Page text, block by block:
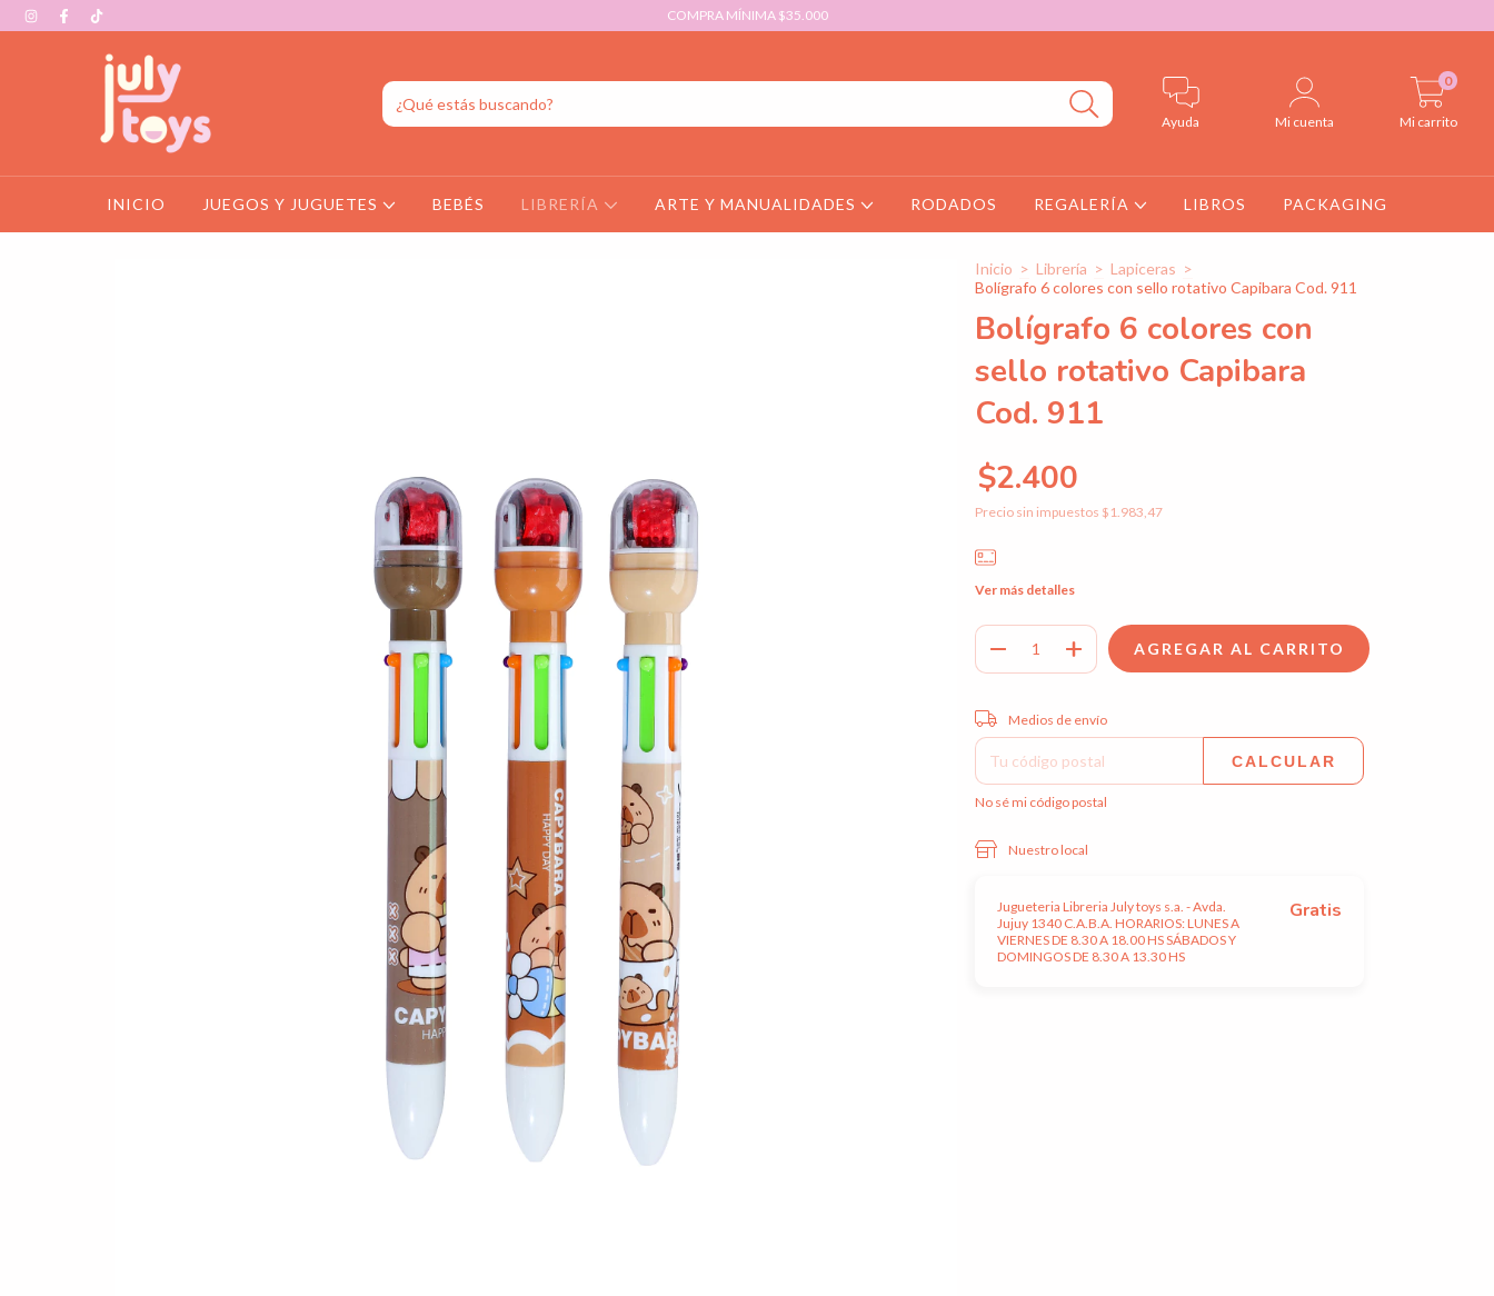
COMPRA MÍNIMA $35.000
Ayuda Mi cuenta Mi carrito
0
INICIO JUEGOS Y JUGUETES BEBÉS LIBRERÍA ARTE Y MANUALIDADES RODADOS REGALERÍA LIBROS PACKAGING
Inicio > Librería > Lapiceras >
Bolígrafo 6 colores con sello rotativo Capibara Cod. 911
Bolígrafo 6 colores con
sello rotativo Capibara
Cod. 911
$2.400
Precio sin impuestos $1.983,47
Ver más detalles
Entregas para el CP:
Medios de envío
CALCULAR
No sé mi código postal
Nuestro local
Jugueteria Libreria July toys s.a. - Avda.
Jujuy 1340 C.A.B.A. HORARIOS: LUNES A
VIERNES DE 8.30 A 18.00 HS SÁBADOS Y
DOMINGOS DE 8.30 A 13.30 HS
Gratis